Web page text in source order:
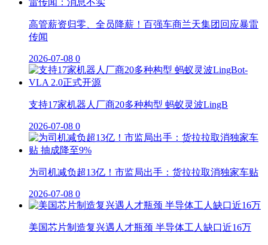
高管薪资归零、全员降薪！百强车商兰天集团回应暴雷
传闻
2026-07-08 0
支持17家机器人厂商20多种构型 蚂蚁灵波LingB
2026-07-08 0
为司机减负超13亿！市监局出手：货拉拉取消独家车贴
2026-07-08 0
美国芯片制造复兴遇人才瓶颈 半导体工人缺口近16万